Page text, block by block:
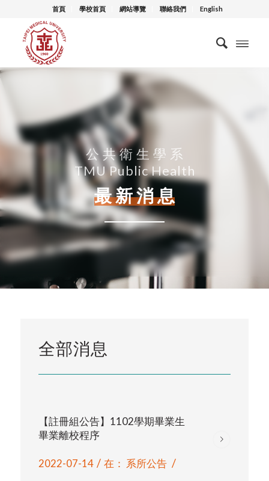
首頁 學校首頁 網站導覽 聯絡我們 English
公 共 衛 生 學 系
TMU Public Health
最 新 消 息
全部消息
【註冊組公告】1102學期畢業生
畢業離校程序
2022-07-14 / 在： 系所公告 /